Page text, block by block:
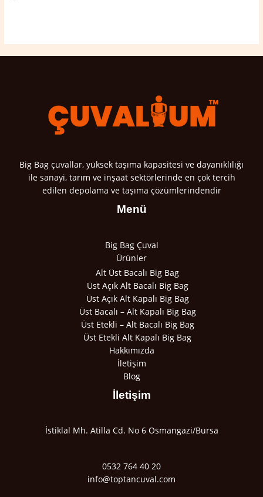
Big Bag çuvallar, yüksek taşıma kapasitesi ve dayanıklılığı
ile sanayi, tarım ve inşaat sektörlerinde en çok tercih
edilen depolama ve taşıma çözümlerindendir
Menü
Big Bag Çuval
Ürünler
Alt Üst Bacalı Big Bag
Üst Açık Alt Bacalı Big Bag
Üst Açık Alt Kapalı Big Bag
Üst Bacalı – Alt Kapalı Big Bag
Üst Etekli – Alt Bacalı Big Bag
Üst Etekli Alt Kapalı Big Bag
Hakkımızda
İletişim
Blog
İletişim
İstiklal Mh. Atilla Cd. No 6 Osmangazi/Bursa
0532 764 40 20
info@toptancuval.com